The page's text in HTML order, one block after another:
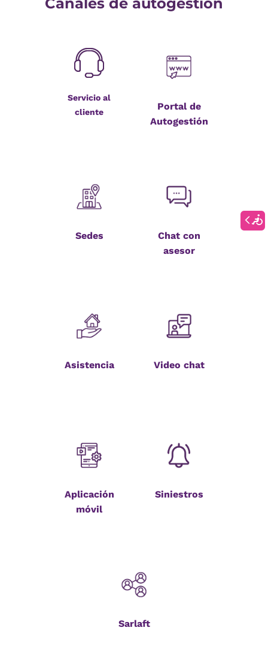
Servicio al
cliente
Portal de
Autogestión
Sedes
Chat con
asesor
Asistencia Video chat
Aplicación
móvil
Siniestros
Sarlaft